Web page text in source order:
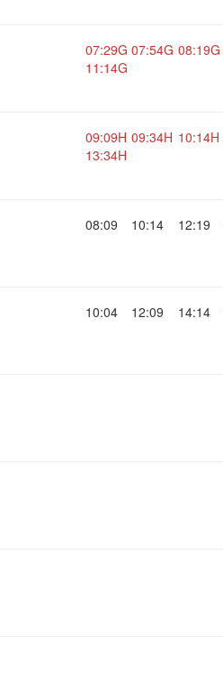
07:29G 07:54G 08:19G
11:14G
09:09H 09:34H 10:14H
13:34H
08:09 10:14 12:19
10:04 12:09 14:14